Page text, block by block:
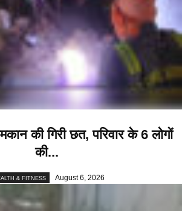
की गिरी छत, परिवार के 6 लोगों
की...
& FITNESS August 6, 2026